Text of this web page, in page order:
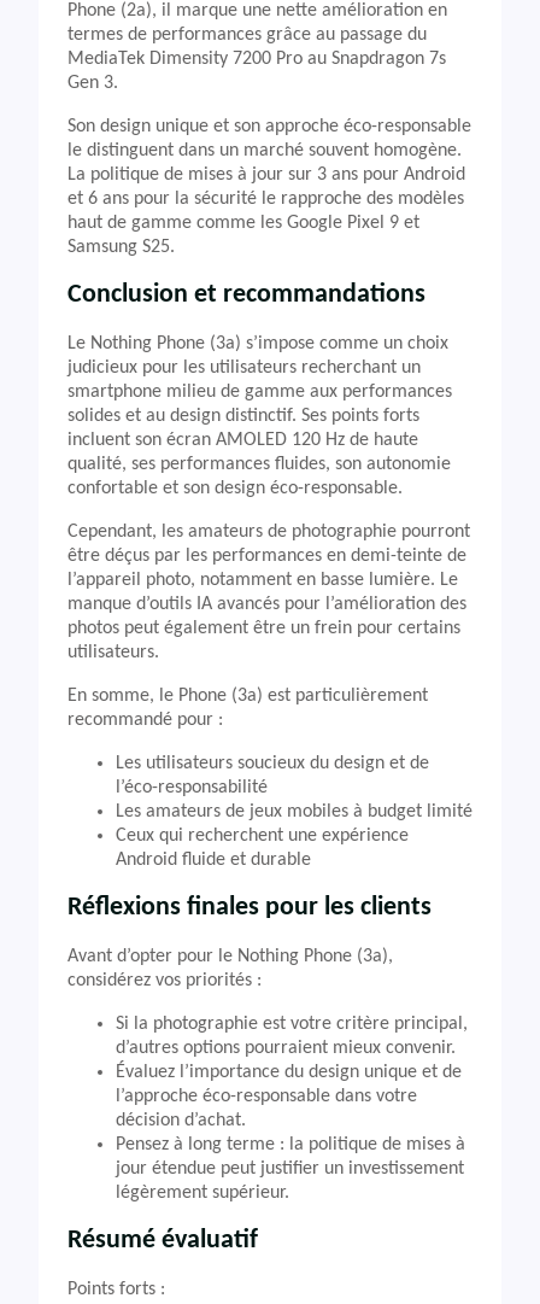
Phone (2a), il marque une nette amélioration en
termes de performances grâce au passage du
MediaTek Dimensity 7200 Pro au Snapdragon 7s
Gen 3.
Son design unique et son approche éco-responsable
le distinguent dans un marché souvent homogène.
La politique de mises à jour sur 3 ans pour Android
et 6 ans pour la sécurité le rapproche des modèles
haut de gamme comme les Google Pixel 9 et
Samsung S25.
Conclusion et recommandations
Le Nothing Phone (3a) s’impose comme un choix
judicieux pour les utilisateurs recherchant un
smartphone milieu de gamme aux performances
solides et au design distinctif. Ses points forts
incluent son écran AMOLED 120 Hz de haute
qualité, ses performances fluides, son autonomie
confortable et son design éco-responsable.
Cependant, les amateurs de photographie pourront
être déçus par les performances en demi-teinte de
l’appareil photo, notamment en basse lumière. Le
manque d’outils IA avancés pour l’amélioration des
photos peut également être un frein pour certains
utilisateurs.
En somme, le Phone (3a) est particulièrement
recommandé pour :
Les utilisateurs soucieux du design et de
l’éco-responsabilité
Les amateurs de jeux mobiles à budget limité
Ceux qui recherchent une expérience
Android fluide et durable
Réflexions finales pour les clients
Avant d’opter pour le Nothing Phone (3a),
considérez vos priorités :
Si la photographie est votre critère principal,
d’autres options pourraient mieux convenir.
Évaluez l’importance du design unique et de
l’approche éco-responsable dans votre
décision d’achat.
Pensez à long terme : la politique de mises à
jour étendue peut justifier un investissement
légèrement supérieur.
Résumé évaluatif
Points forts :